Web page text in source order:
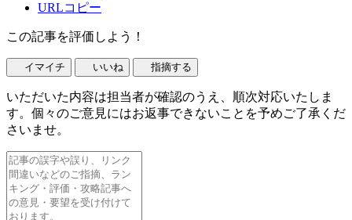
URLコピー
この記事を評価しよう！
イマイチ いいね 指摘する
いただいた内容は担当者が確認のうえ、順次対応いたしま
す。個々のご意見にはお返事できないことを予めご了承くだ
さいませ。